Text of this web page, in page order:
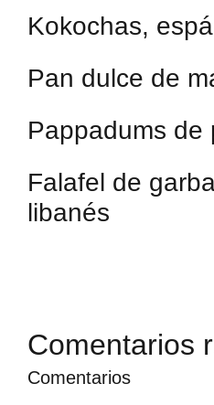
Kokochas,
Pan dulce de
Pappadums de
Falafel de
libanés
Comentarios
Comentarios